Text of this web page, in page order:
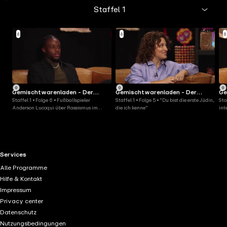
Staffel 1
Gemischtwarenladen - Der
Video-Podcast
Staffel 1 • Folge 6 • Fußballspieler
Anderson Lucoqui über Rassismus im
Gemischtwarenladen - Der
Video-Podcast
Staffel 1 • Folge 5 • "Du bist die erste Jüdin,
die ich kenne"
RTL+ useful links.
Services
Alle Programme
Hilfe & Kontakt
Impressum
Privacy center
Datenschutz
Nutzungsbedingungen